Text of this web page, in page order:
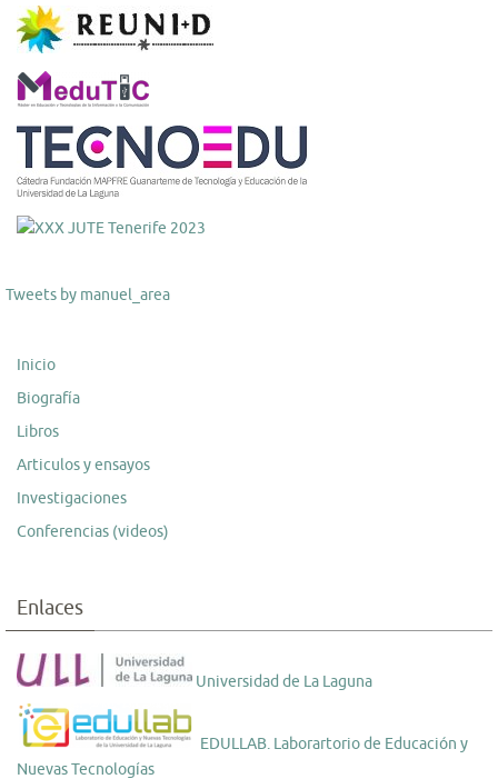
Tweets by manuel_area
Inicio
Biografía
Libros
Articulos y ensayos
Investigaciones
Conferencias (videos)
Enlaces
Universidad de La Laguna
EDULLAB. Laborartorio de Educación y
Nuevas Tecnologías